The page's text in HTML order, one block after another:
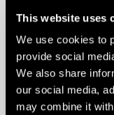
This website uses
We use cookies to
provide social
We also share
our social media,
may combine it